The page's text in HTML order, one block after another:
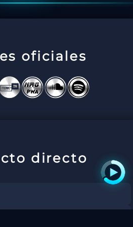
oficiales
directo